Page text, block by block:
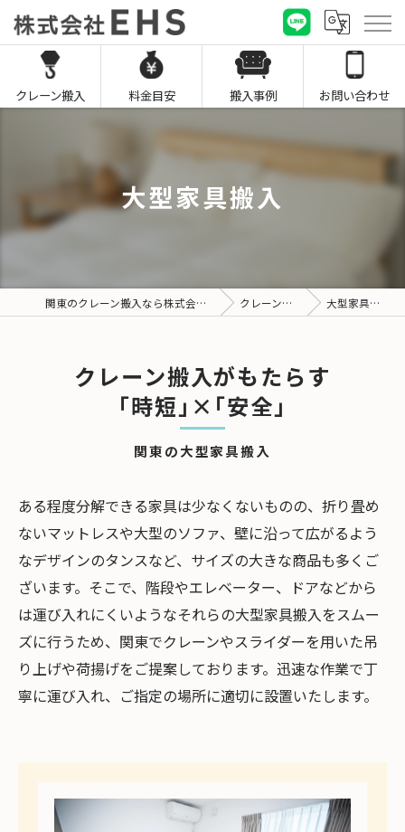
クレーン搬入 料金目安 搬入事例 お問い合わせ
大型家具搬入
関東のクレーン搬入なら株式会社EHS クレーン搬入 大型家具搬入
関東の大型家具搬入
クレーン搬入がもたらす
｢時短｣×｢安全｣
ある程度分解できる家具は少なくないものの、折り畳め
ないマットレスや大型のソファ、壁に沿って広がるよう
なデザインのタンスなど、サイズの大きな商品も多くご
ざいます。そこで、階段やエレベーター、ドアなどから
は運び入れにくいようなそれらの大型家具搬入をスムー
ズに行うため、関東でクレーンやスライダーを用いた吊
り上げや荷揚げをご提案しております。迅速な作業で丁
寧に運び入れ、ご指定の場所に適切に設置いたします。